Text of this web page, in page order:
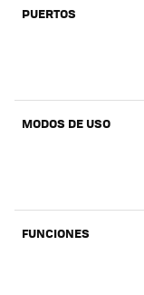
PUERTOS
MODOS DE USO
FUNCIONES